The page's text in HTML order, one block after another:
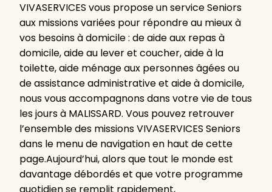
VIVASERVICES vous propose un service Seniors
aux missions variées pour répondre au mieux à
vos besoins à domicile : de aide aux repas à
domicile, aide au lever et coucher, aide à la
toilette, aide ménage aux personnes âgées ou
de assistance administrative et aide à domicile,
nous vous accompagnons dans votre vie de tous
les jours à MALISSARD. Vous pouvez retrouver
l’ensemble des missions VIVASERVICES Seniors
dans le menu de navigation en haut de cette
page.Aujourd’hui, alors que tout le monde est
davantage débordés et que votre programme